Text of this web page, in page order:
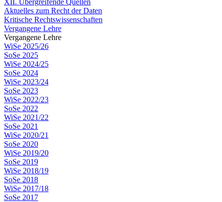
XII. Übergreifende Quellen
Aktuelles zum Recht der Daten
Kritische Rechtswissenschaften
Vergangene Lehre
Vergangene Lehre
WiSe 2025/26
SoSe 2025
WiSe 2024/25
SoSe 2024
WiSe 2023/24
SoSe 2023
WiSe 2022/23
SoSe 2022
WiSe 2021/22
SoSe 2021
WiSe 2020/21
SoSe 2020
WiSe 2019/20
SoSe 2019
WiSe 2018/19
SoSe 2018
WiSe 2017/18
SoSe 2017